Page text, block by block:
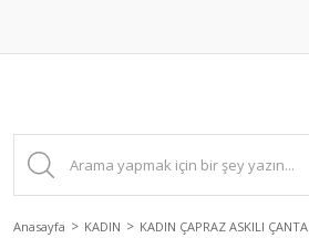
Anasayfa KADIN KADIN ÇAPRAZ ASKILI ÇANTA